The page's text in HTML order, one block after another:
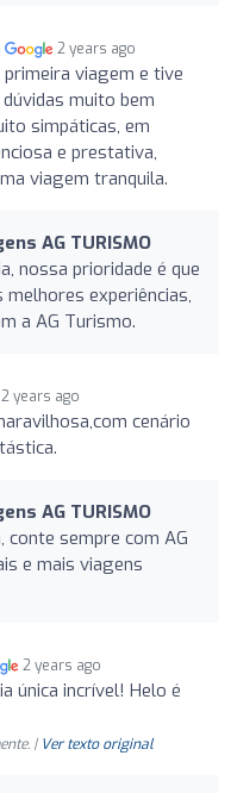
2 years ago
primeira viagem e tive
muito bem
simpáticas, em
e prestativa,
viagem tranquila.
AG TURISMO
nossa prioridade é que
experiências,
a AG Turismo.
2 years ago
cenário
AG TURISMO
conte sempre com AG
e mais viagens
2 years ago
única incrível! Helo é
| Ver texto original